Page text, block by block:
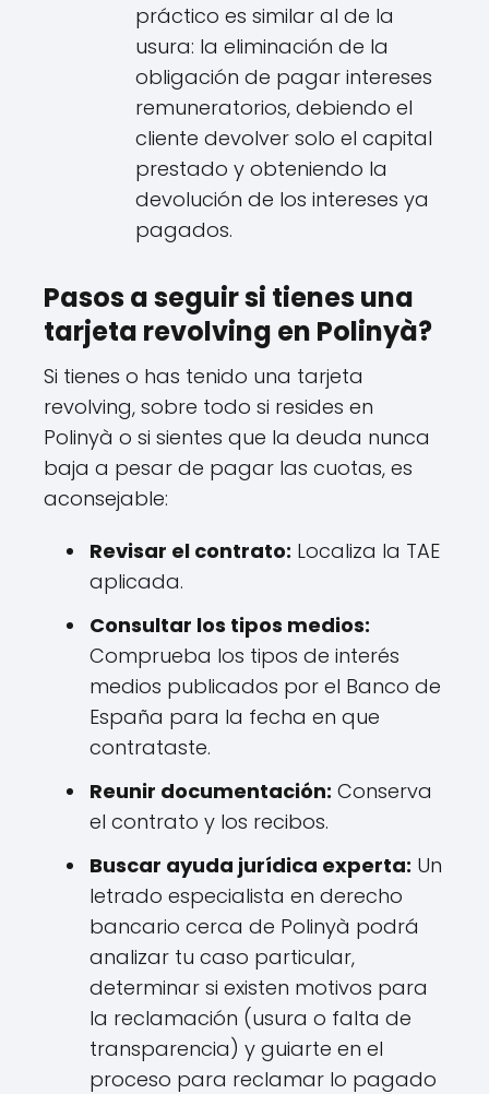
práctico es similar al de la
usura: la eliminación de la
obligación de pagar intereses
remuneratorios, debiendo el
cliente devolver solo el capital
prestado y obteniendo la
devolución de los intereses ya
pagados.
Pasos a seguir si tienes una
tarjeta revolving en Polinyà?
Si tienes o has tenido una tarjeta
revolving, sobre todo si resides en
Polinyà o si sientes que la deuda nunca
baja a pesar de pagar las cuotas, es
aconsejable:
Revisar el contrato: Localiza la TAE
aplicada.
Consultar los tipos medios:
Comprueba los tipos de interés
medios publicados por el Banco de
España para la fecha en que
contrataste.
Reunir documentación: Conserva
el contrato y los recibos.
Buscar ayuda jurídica experta: Un
letrado especialista en derecho
bancario cerca de Polinyà podrá
analizar tu caso particular,
determinar si existen motivos para
la reclamación (usura o falta de
transparencia) y guiarte en el
proceso para reclamar lo pagado